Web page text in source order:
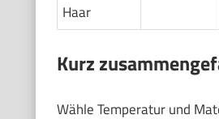
Haar
Kurz
Wähle Temperatur und